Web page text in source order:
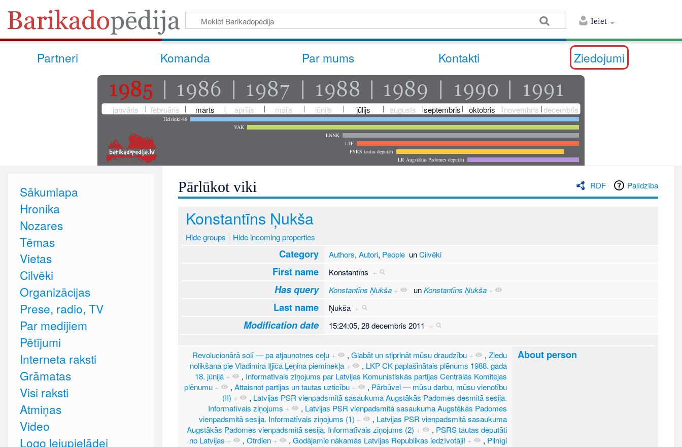
Ieiet
Partneri Komanda Par mums Kontakti Ziedojumi
janvāris februāris marts aprīlis maijs jūnijs jūlijs augusts septembris oktobris novembris decembris
Helsinki-86
VAK
LNNK
LTF
PSRS tautas deputāti
LR Augstākās Padomes deputāti
RDF Palīdzība
Pārlūkot viki
Konstantīns Ņukša
Hide groups Hide incoming properties
Category Authors, Autori, PeopleunCilvēki
First name Konstantīns +
Has query Konstantīns Ņukša + unKonstantīns Ņukša +
Last name Ņukša +
Modification date 15:24:05, 28 decembris 2011 +
Revolucionārā solī — pa atjaunotnes ceļu + ,Glabāt un stiprināt mūsu draudzību + ,Ziedu
nolikšana pie Vladimira Iļjiča Ļeņina pieminekļa + , LKP CK paplašinātais plēnums 1988. gada
18. jūnijā + , Informatīvais ziņojums par Latvijas Komunistiskās partijas Centrālās Komitejas
plēnumu + ,Attaisnot partijas un tautas uzticību + , Pārbūvei — mūsu darbu, mūsu vienotību
(II) + , Latvijas PSR vienpadsmitā sasaukuma Augstākās Padomes desmitā sesija.
Informatīvais ziņojums + , Latvijas PSR vienpadsmitā sasaukuma Augstākās Padomes
vienpadsmitā sesija. Informatīvais ziņojums (1) + , Latvijas PSR vienpadsmitā sasaukuma
Augstākās Padomes vienpadsmitā sesija. Informatīvais ziņojums (2) + , PSRS tautas deputāti
no Latvijas + ,Otrdien + ,Godājamie nākamās Latvijas Republikas iedzīvotāji! + , Pilnīgi
About person
Sākumlapa
Hronika
Nozares
Tēmas
Vietas
Cilvēki
Organizācijas
Prese, radio, TV
Par medijiem
Pētījumi
Interneta raksti
Grāmatas
Visi raksti
Atmiņas
Video
Logo lejupielādei